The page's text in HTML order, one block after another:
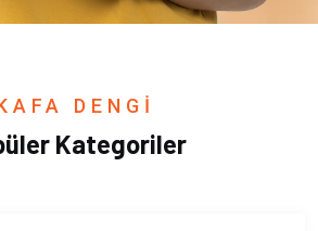
DENGİ
Kategoriler